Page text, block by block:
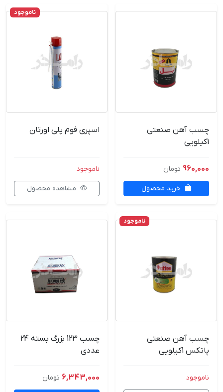
چسب آهن صنعتی
1کیلویی
960,000 تومان
خرید محصول
ناموجود
اسپری فوم پلی اورتان
ناموجود
مشاهده محصول
ناموجود
چسب آهن صنعتی
پاتکس 1کیلویی
ناموجود
چسب 123 بزرگ بسته 24
عددی
6,343,000 تومان